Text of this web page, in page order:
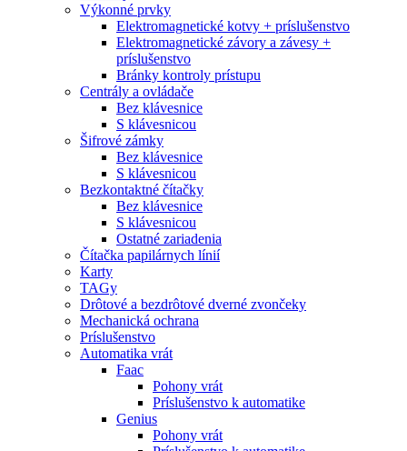
Výkonné prvky
Elektromagnetické kotvy + príslušenstvo
Elektromagnetické závory a závesy +
príslušenstvo
Bránky kontroly prístupu
Centrály a ovládače
Bez klávesnice
S klávesnicou
Šifrové zámky
Bez klávesnice
S klávesnicou
Bezkontaktné čítačky
Bez klávesnice
S klávesnicou
Ostatné zariadenia
Čítačka papilárnych línií
Karty
TAGy
Drôtové a bezdrôtové dverné zvončeky
Mechanická ochrana
Príslušenstvo
Automatika vrát
Faac
Pohony vrát
Príslušenstvo k automatike
Genius
Pohony vrát